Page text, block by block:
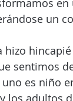
un
hizo
sentimos
es niño